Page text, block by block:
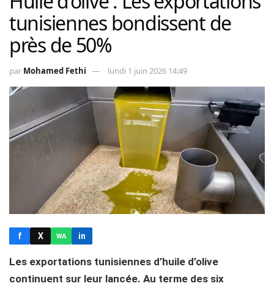
tunisiennes bondissent de
près de 50%
par Mohamed Fethi lundi 1 juin 2026 14:49
f X WA in
Les exportations tunisiennes d’huile d’olive
continuent sur leur lancée. Au terme des six